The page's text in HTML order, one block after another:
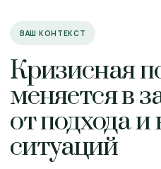
ВАШ КОНТЕКСТ
Кризисная
меняется в
от подхода
ситуаций